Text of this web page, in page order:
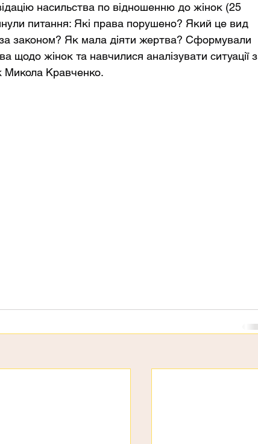
насильства по відношенню до жінок (25
питання: Які права порушено? Який це вид
за законом? Як мала діяти жертва? Сформували
щодо жінок та навчилися аналізувати ситуації з
Микола Кравченко.